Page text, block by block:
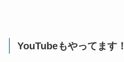
YouTubeもやってます！